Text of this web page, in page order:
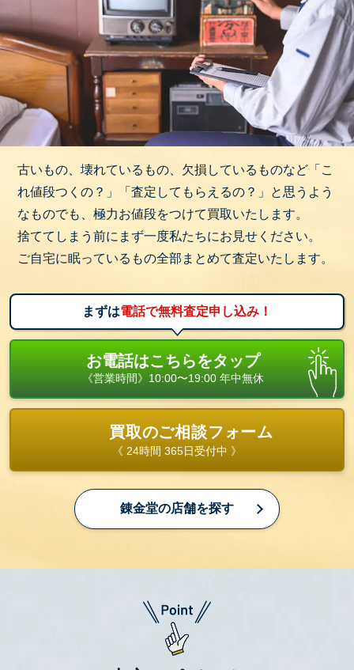
古いもの、壊れているもの、欠損しているものなど「こ
れ値段つくの？」「査定してもらえるの？」と思うよう
なものでも、極力お値段をつけて買取いたします。
捨ててしまう前にまず一度私たちにお見せください。
ご自宅に眠っているもの全部まとめて査定いたします。
まずは電話で無料査定申し込み！
お電話はこちらをタップ
《営業時間》10:00〜19:00 年中無休
買取のご相談フォーム
《 24時間 365日受付中 》
錬金堂の店舗を探す